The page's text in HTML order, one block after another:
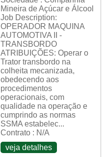
Mineira de Açúcar e Álcool
Job Description:
OPERADOR MAQUINA
AUTOMOTIVA II -
TRANSBORDO
ATRIBUIÇÕES: Operar o
Trator transbordo na
colheita mecanizada,
obedecendo aos
procedimentos
operacionais, com
qualidade na operação e
cumprindo as normas
SSMA estabelec...
Contrato : N/A
veja detalhes